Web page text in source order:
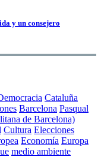
y un consejero
Cataluña
Barcelona Pasqual
de Barcelona)
Cultura Elecciones
Economía Europa
medio ambiente